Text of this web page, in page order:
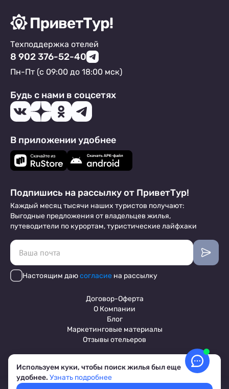
Техподдержка отелей
8 902 376-52-40
Пн-Пт (с 09:00 до 18:00 мск)
Будь с нами в соцсетях
В приложении удобнее
Подпишись на рассылку от ПриветТур!
Каждый месяц тысячи наших туристов получают:
Выгодные предложения от владельцев жилья,
путеводители по курортам, туристические лайфхаки
Настоящим даюсогласие на рассылку
Договор-Оферта
О Компании
Блог
Маркетинговые материалы
Отзывы отельеров
Пользовательское соглашение
Обработка персональных данных
Используем куки, чтобы поиск жилья был еще
удобнее. Узнать подробнее